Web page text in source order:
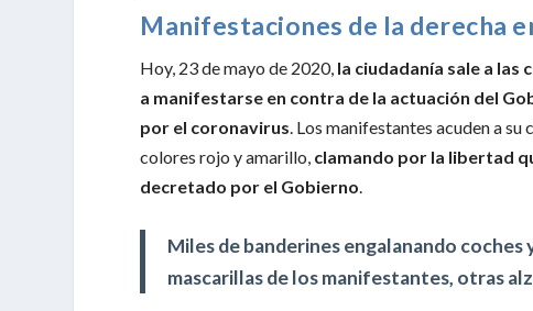
Manifestaciones de la derecha
Hoy, 23 de mayo de 2020, la ciudadanía sale a las
a manifestarse en contra de la actuación del
por el coronavirus. Los manifestantes acuden a
colores rojo y amarillo, clamando por la libertad
decretado por el Gobierno.
Miles de banderines engalanando coches
mascarillas de los manifestantes, otras